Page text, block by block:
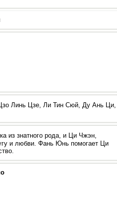
Линь Цзе, Ли Тин Сюй, Ду Ань Ци,
из знатного рода, и Ци Чжэн,
и любви. Фань Юнь помогает Ци